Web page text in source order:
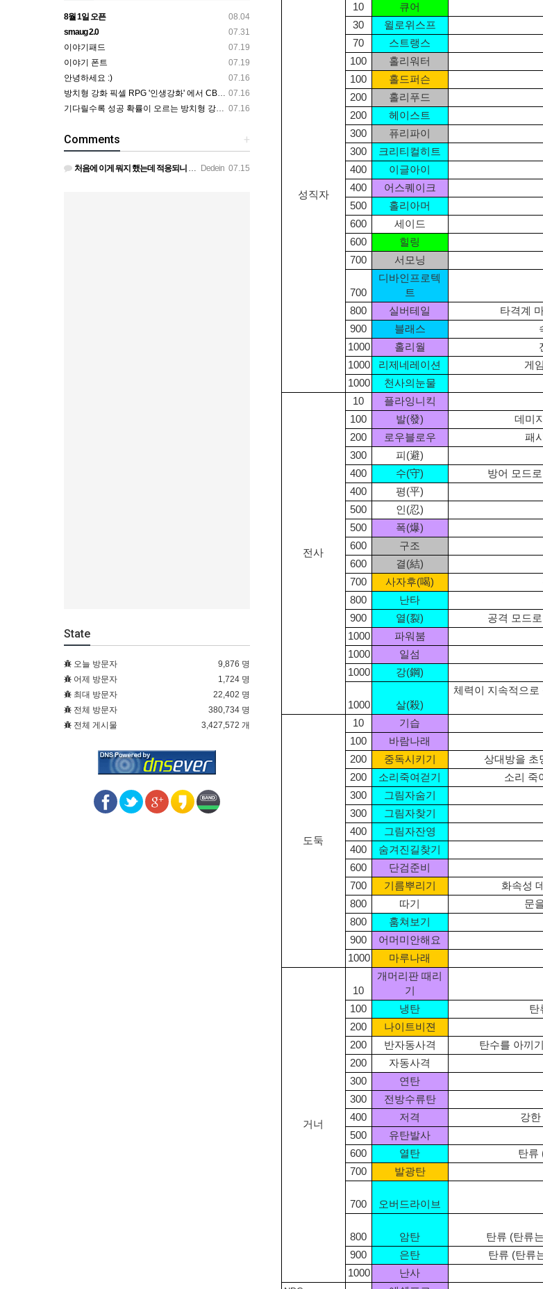
성직자
10 큐어
30 윌로위스프
70 스트랭스
100
홀리워터
100 홀드퍼슨
200 홀리푸드
200 헤이스트
300 퓨리파이
300 크리티컬히트
400 이글아이
400 어스퀘이크
500 홀리아머
600 세이드
600 힐링
700 서모닝
700
디바인프로텍
트
800 실버테일 타격계
900 블래스
1000 홀리월
1000 리제네레이션 게
1000 천사의눈물
전사
10 플라잉니킥
100 발(發) 데미
200 로우블로우 패
300 피(避)
400 수(守) 방어 모드
400 평(平)
500 인(忍)
500 폭(爆)
600 구조
600 결(結)
700 사자후(喝)
800 난타
900 열(裂) 공격 모드
1000 파워붐
1000 일섬
1000 강(鋼)
1000 살(殺)
체력이 지속적으로
도둑
10 기습
100 바람나래
200 중독시키기 상대방을 초
200 소리죽여걷기 소리 죽
300 그림자숨기
300 그림자찾기
400 그림자잔영
400 숨겨진길찾기
600 단검준비
700 기름뿌리기 화속성
800 따기 문
800 훔쳐보기
900 어머미안해요
1000 마루나래
거너
10
개머리판 때리
기
100 냉탄 탄
200 나이트비젼
200 반자동사격 탄수를 아끼
200 자동사격
300 연탄
300 전방수류탄
400 저격 강
500 유탄발사
600 열탄 탄류
700 발광탄
700 오버드라이브
800 암탄 탄류 (탄류
900 은탄 탄류 (탄류
1000 난사
08.04
8월 1일 오픈
07.31
smaug 2.0
07.19
이야기패드
07.19
이야기 폰트
07.16
안녕하세요 :)
07.16
방치형 강화 픽셀 RPG '인생강화' 에서 CBT 인원을 모집합니다.
07.16
기다릴수록 성공 확률이 오르는 방치형 강화 RPG — 인생강화 ※8월 초 오픈 예정 (현재 CBT 중)
+
Comments
Dedein 07.15
처음에 이게 뭐지 했는데 적응되니 할만하네요 정보가 없긴하지만 게밍 안에 게시판 에서 하나씩 찾아보면은 그래…
State
오늘 방문자
9,876 명
어제 방문자
1,724 명
최대 방문자
22,402 명
전체 방문자
380,734 명
전체 게시물
3,427,572 개